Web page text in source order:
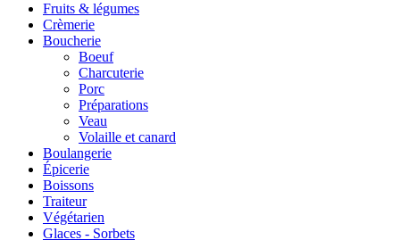
Fruits & légumes
Crèmerie
Boucherie
Boeuf
Charcuterie
Porc
Préparations
Veau
Volaille et canard
Boulangerie
Épicerie
Boissons
Traiteur
Végétarien
Glaces - Sorbets